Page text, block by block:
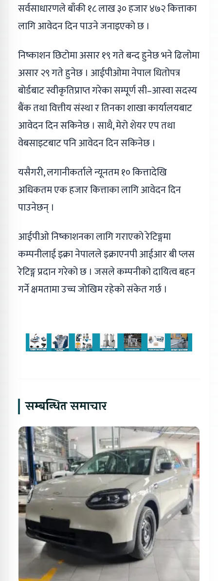
सर्वसाधारणले बाँकी १८ लाख ३० हजार ४७२ कित्ताका
लागि आवेदन दिन पाउने जनाइएको छ ।
निष्काशन छिटोमा असार १९ गते बन्द हुनेछ भने ढिलोमा
असार २९ गते हुनेछ । आईपीओमा नेपाल धितोपत्र
बोर्डबाट स्वीकृतिप्राप्त गरेका सम्पूर्ण सी–आस्वा सदस्य
बैंक तथा वित्तीय संस्था र तिनका शाखा कार्यालयबाट
आवेदन दिन सकिनेछ । साथै, मेरो शेयर एप तथा
वेबसाइटबाट पनि आवेदन दिन सकिनेछ ।
यसैगरी, लगानीकर्ताले न्यूनतम १० कित्तादेखि
अधिकतम एक हजार कित्ताका लागि आवेदन दिन
पाउनेछन् ।
आईपीओ निष्काशनका लागि गराएको रेटिङ्गमा
कम्पनीलाई इक्रा नेपालले इक्राएनपी आईआर बी प्लस
रेटिङ्ग प्रदान गरेको छ । जसले कम्पनीको दायित्व बहन
गर्ने क्षमतामा उच्च जोखिम रहेको संकेत गर्छ ।
सम्बन्धित समाचार